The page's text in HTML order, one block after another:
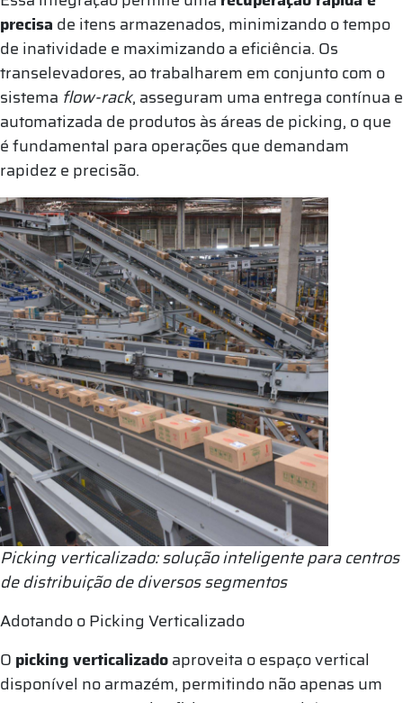
precisa de itens armazenados, minimizando o tempo
de inatividade e maximizando a eficiência. Os
transelevadores, ao trabalharem em conjunto com o
sistema flow-rack, asseguram uma entrega contínua e
automatizada de produtos às áreas de picking, o que
é fundamental para operações que demandam
rapidez e precisão.
Picking verticalizado: solução inteligente para centros
de distribuição de diversos segmentos
Adotando o Picking Verticalizado
O picking verticalizadoaproveita o espaço vertical
disponível no armazém, permitindo não apenas um